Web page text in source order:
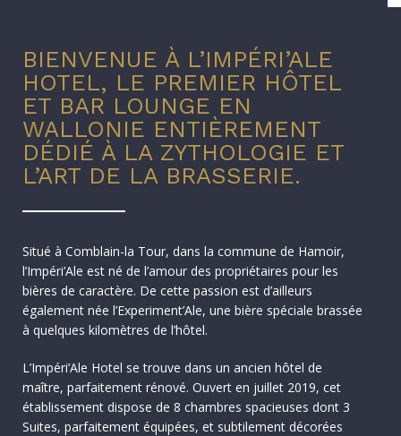
BIENVENUE À L’IMPÉRI’ALE
HOTEL, LE PREMIER HÔTEL
ET BAR LOUNGE EN
WALLONIE ENTIÈREMENT
DÉDIÉ À LA ZYTHOLOGIE ET
L’ART DE LA BRASSERIE.
Situé à Comblain-la Tour, dans la commune de Hamoir,
l’Impéri’Ale est né de l’amour des propriétaires pour les
bières de caractère. De cette passion est d’ailleurs
également née l’Experiment’Ale, une bière spéciale brassée
à quelques kilomètres de l’hôtel.
L’Impéri’Ale Hotel se trouve dans un ancien hôtel de
maître, parfaitement rénové. Ouvert en juillet 2019, cet
établissement dispose de 8 chambres spacieuses dont 3
Suites, parfaitement équipées, et subtilement décorées